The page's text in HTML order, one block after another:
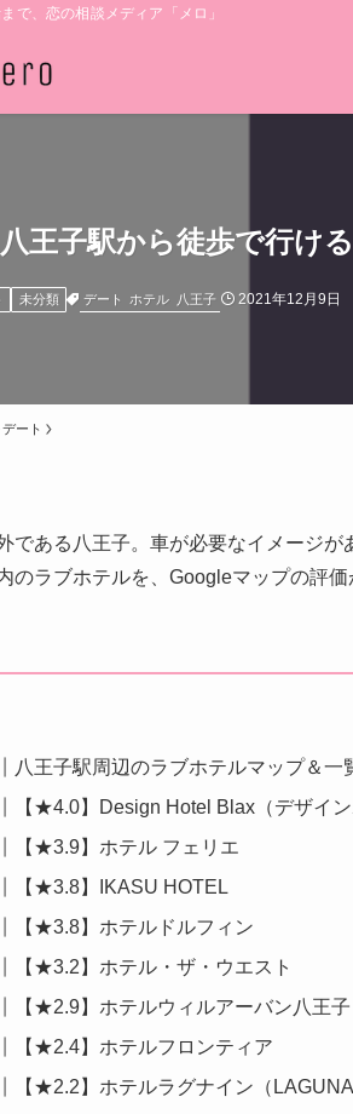
で、恋の相談メディア「メロ」
八王子駅から徒歩で行け
未分類 デート ホテル 八王子 2021年12月9日
デート
である八王子。車が必要なイメージ
のラブホテルを、Googleマップの評
八王子駅周辺のラブホテルマップ＆一
【★4.0】Design Hotel Blax（デザイ
【★3.9】ホテル フェリエ
【★3.8】IKASU HOTEL
【★3.8】ホテルドルフィン
【★3.2】ホテル・ザ・ウエスト
【★2.9】ホテルウィルアーバン八王
【★2.4】ホテルフロンティア
【★2.2】ホテルラグナイン（